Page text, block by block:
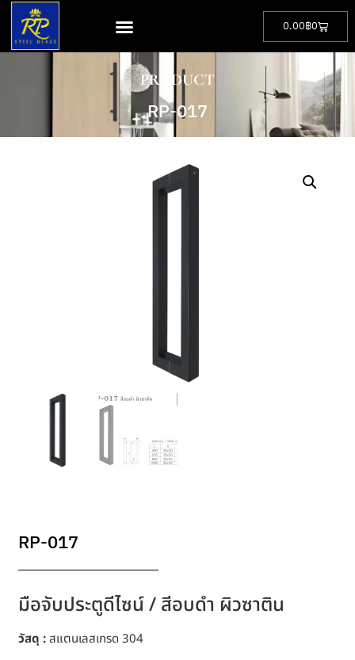
0.00฿0
PRODUCT
RP-017
RP-017
มือจับประตูดีไซน์ / สีอบดำ ผิวซาติน
วัสดุ :สแตนเลสเกรด 304